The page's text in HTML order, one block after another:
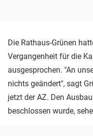
Die Rathaus-Grünen
Vergangenheit für die
ausgesprochen. "An
nichts geändert", sagt
jetzt der AZ. Den
beschlossen wurde,